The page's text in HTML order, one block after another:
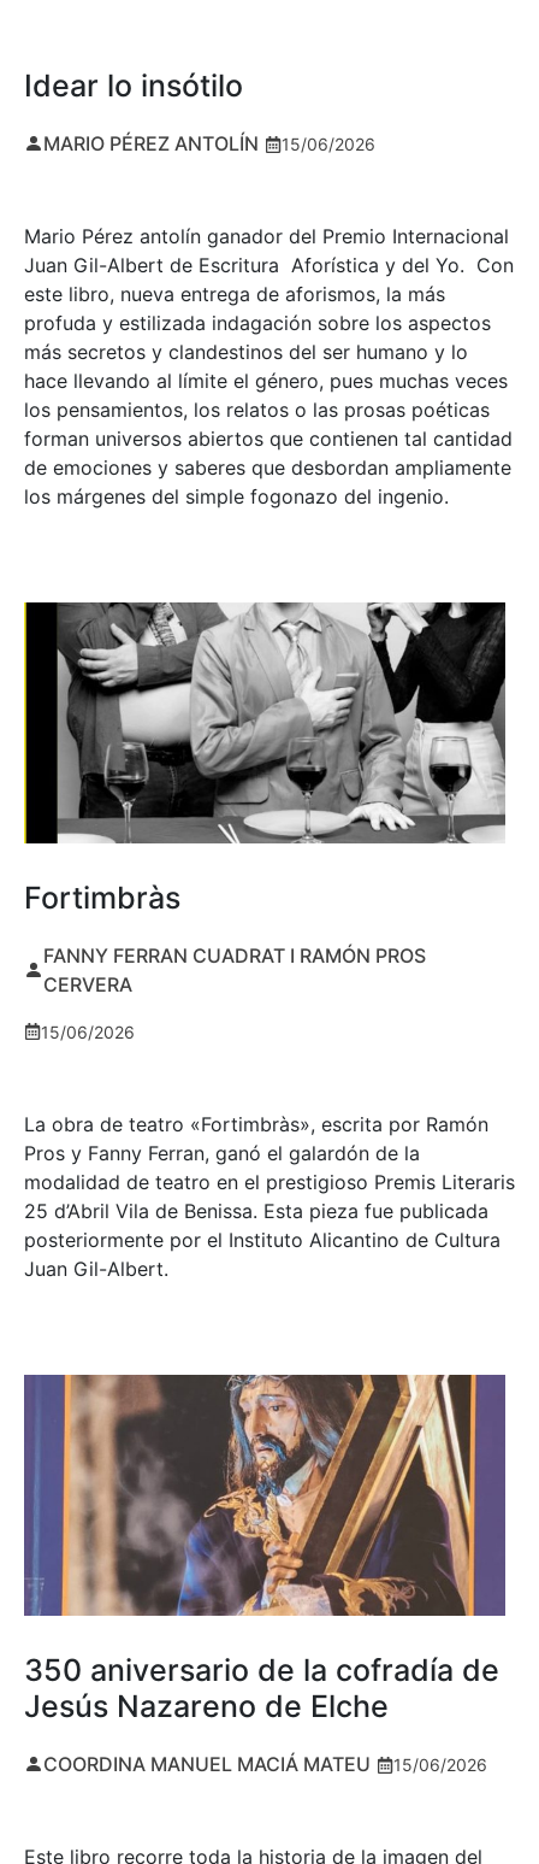
Idear lo insótilo
MARIO PÉREZ ANTOLÍN 15/06/2026
Mario Pérez antolín ganador del Premio Internacional
Juan Gil-Albert de Escritura Aforística y del Yo. Con
este libro, nueva entrega de aforismos, la más
profuda y estilizada indagación sobre los aspectos
más secretos y clandestinos del ser humano y lo
hace llevando al límite el género, pues muchas veces
los pensamientos, los relatos o las prosas poéticas
forman universos abiertos que contienen tal cantidad
de emociones y saberes que desbordan ampliamente
los márgenes del simple fogonazo del ingenio.
Fortimbràs
FANNY FERRAN CUADRAT I RAMÓN PROS
CERVERA
15/06/2026
La obra de teatro «Fortimbràs», escrita por Ramón
Pros y Fanny Ferran, ganó el galardón de la
modalidad de teatro en el prestigioso Premis Literaris
25 d’Abril Vila de Benissa. Esta pieza fue publicada
posteriormente por el Instituto Alicantino de Cultura
Juan Gil-Albert.
350 aniversario de la cofradía de
Jesús Nazareno de Elche
COORDINA MANUEL MACIÁ MATEU 15/06/2026
Este libro recorre toda la historia de la imagen del